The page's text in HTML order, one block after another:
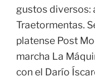
gustos diversos:
Traetormentas.
platense Post
marcha La
con el Darío